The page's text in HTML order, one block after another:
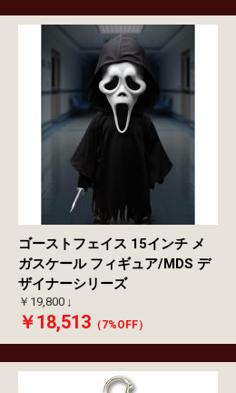
ゴーストフェイス 15インチ メ
ガスケール フィギュア/MDS デ
ザイナーシリーズ
￥19,800
￥18,513 （7%OFF）